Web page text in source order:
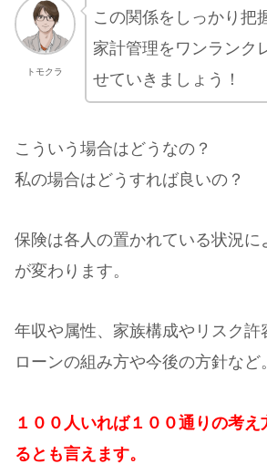
トモクラ
この関係をしっかり把
家計管理をワンランク
せていきましょう！
こういう場合はどうなの？
私の場合はどうすれば良いの？
保険は各人の置かれている状況に
が変わります。
年収や属性、家族構成やリスク許
ローンの組み方や今後の方針など。
１００人いれば１００通りの考
るとも言えます。